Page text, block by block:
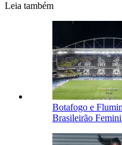
Leia também
Botafogo e
Brasileirão